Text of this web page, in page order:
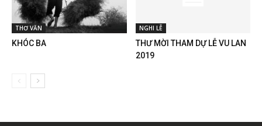
THƠ VĂN
KHÓC BA
NGHI LỄ
THƯ MỜI THAM DỰ LỄ VU LAN
2019